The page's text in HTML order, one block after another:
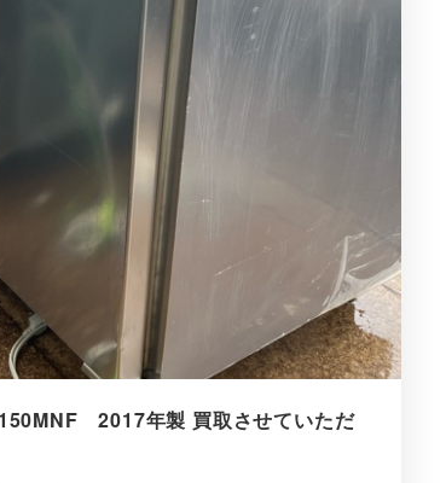
2017年製 買取させていただ